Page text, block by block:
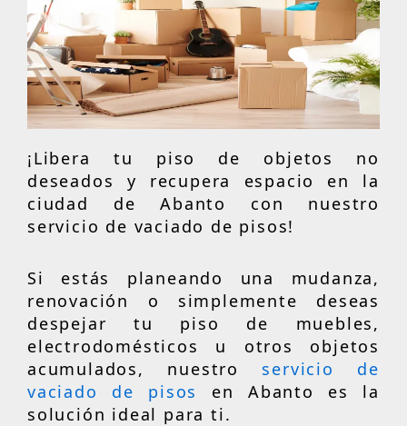
¡Libera tu piso de objetos no
deseados y recupera espacio en la
ciudad de Abanto con nuestro
servicio de vaciado de pisos!
Si estás planeando una mudanza,
renovación o simplemente deseas
despejar tu piso de muebles,
electrodomésticos u otros objetos
acumulados, nuestro servicio de
vaciado de pisos
en Abanto es la
solución ideal para ti.